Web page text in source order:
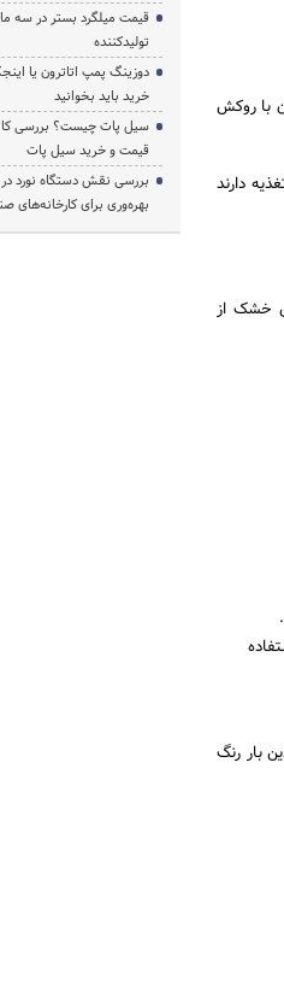
با روکش
دارند
خشک از
بار رنگ
قیمت میلگرد بستر در سه
تولیدکننده
دوزینگ پمپ اتاترون یا
خرید باید بخوانید
سیل پات چیست؟ بررسی کامل
قیمت و خرید سیل پات
بررسی نقش دستگاه نورد
بهره‌وری برای کارخانه‌های